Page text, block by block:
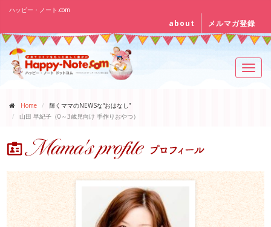
ハッピー・ノート.com
about メルマガ登録
Home
輝くママのNEWSな“おはなし”
山田 早紀子（0～3歳児向け 手作りおやつ）